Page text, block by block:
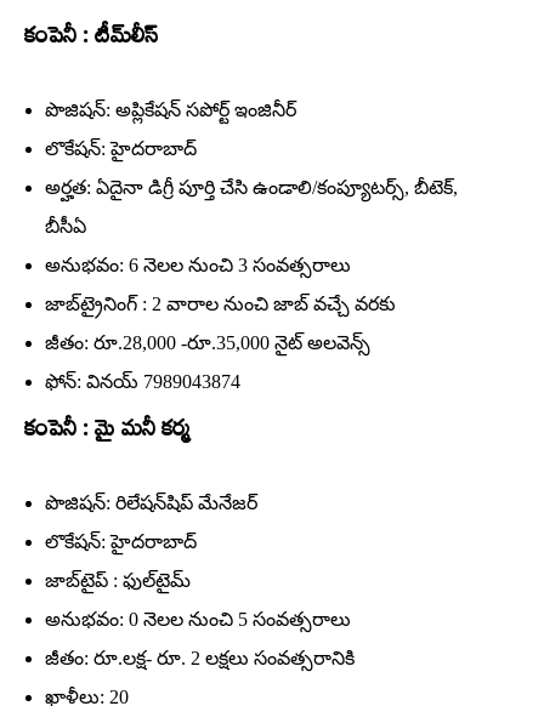
కంపెనీ : టీమ్‌లీస్‌
పొజిషన్‌: అప్లికేషన్‌ సపోర్ట్‌ ఇంజినీర్‌
లొకేషన్‌: హైదరాబాద్‌
అర్హత: ఏదైనా డిగ్రీ పూర్తి చేసి ఉండాలి/కంప్యూటర్స్‌, బీటెక్‌,
బీసీఏ
అనుభవం: 6 నెలల నుంచి 3 సంవత్సరాలు
జాబ్‌ట్రైనింగ్‌ : 2 వారాల నుంచి జాబ్‌ వచ్చే వరకు
జీతం: రూ.28,000 -రూ.35,000 నైట్‌ అలవెన్స్‌
ఫోన్‌: వినయ్‌ 7989043874
కంపెనీ : మై మనీ కర్మ
పొజిషన్‌: రిలేషన్‌షిప్‌ మేనేజర్‌
లొకేషన్‌: హైదరాబాద్‌
జాబ్‌టైప్‌ : ఫుల్‌టైమ్‌
అనుభవం: 0 నెలల నుంచి 5 సంవత్సరాలు
జీతం: రూ.లక్ష- రూ. 2 లక్షలు సంవత్సరానికి
ఖాళీలు: 20